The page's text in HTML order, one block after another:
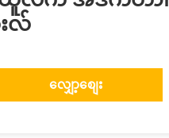
လ်
လျှော့စျေး